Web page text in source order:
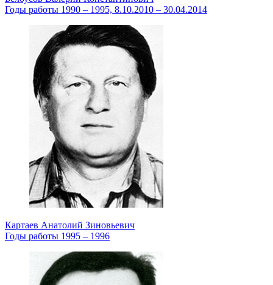
Годы работы 1990 – 1995, 8.10.2010 – 30.04.2014
Картаев Анатолий Зиновьевич
Годы работы 1995 – 1996